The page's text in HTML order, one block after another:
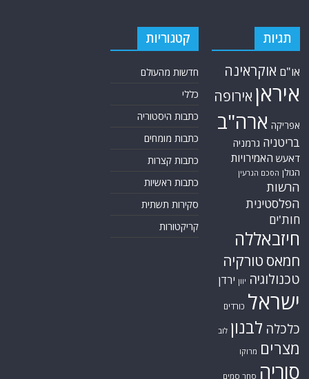
תגיות
או"ם אוקראינה
איראן אירופה
אפריקה ארה"ב
בריטניה גרמניה
דאעש האמירויות
הגולן הסכם הגרעין
הרשות
הפלסטינית
חות'ים
חיזבאללה
חמאס טורקיה
טכנולוגיה יוון ירדן
ישראל כורדים
כלכלה לבנון לוב
מצרים מרוקו
סוריה סחר סמים
קטגוריות
חדשות מהעולם
כללי
כתבות היסטוריה
כתבות מומחים
כתבות קצרות
כתבות ראשיות
סקירות תשתית
קריקטורות